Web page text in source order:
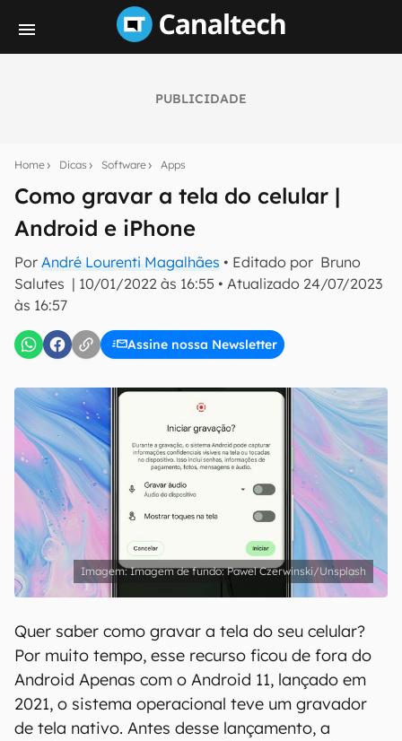
PUBLICIDADE
Home Dicas Software Apps
Como gravar a tela do celular |
Android e iPhone
Por André Lourenti Magalhães • Editado por Bruno
Salutes | 10/01/2022 às 16:55 • Atualizado 24/07/2023
às 16:57
Assine nossa Newsletter
notícias e reviews sobre tecnologia em primeira
E-mail
Confirmo que li, aceito e concordo com os
Imagem de fundo: Pawel Czerwinski/Unsplash
Quer saber como gravar a tela do seu celular?
Por muito tempo, esse recurso ficou de fora do
Android Apenas com o Android 11, lançado em
2021, o sistema operacional teve um gravador
de tela nativo. Antes desse lançamento, a